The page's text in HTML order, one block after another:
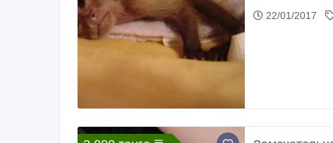
22/01/2017